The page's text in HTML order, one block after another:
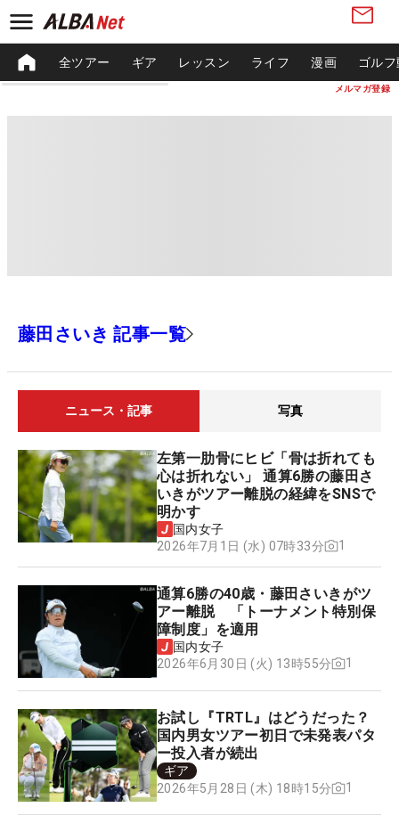
メルマガ登録
全ツアー ギア レッスン ライフ 漫画 ゴル
藤田さいき 記事一覧
ニュース・記事 写真
左第一肋骨にヒビ「骨は折れても
心は折れない」 通算6勝の藤田さ
いきがツアー離脱の経緯をSNSで
明かす
国内女子
2026年7月1日 (水) 07時33分
1
通算6勝の40歳・藤田さいきがツ
アー離脱 「トーナメント特別保
障制度」を適用
国内女子
2026年6月30日 (火) 13時55分
1
お試し『TRTL』はどうだった？
国内男女ツアー初日で未発表パタ
ー投入者が続出
ギア
2026年5月28日 (木) 18時15分
1